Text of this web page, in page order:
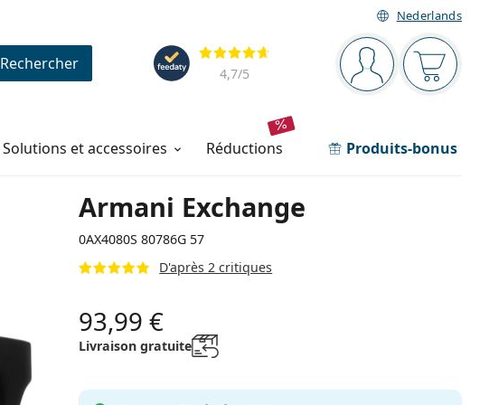
Nederlands
Barre de navigation
Vous êtesVotre
Évaluation
4,7/5
Rechercher
Solutions et accessoires réductions Produits-bonus
Armani Exchange
0AX4080S 80786G 57
D'après 2 critiques
93,99 €
Livraison gratuite